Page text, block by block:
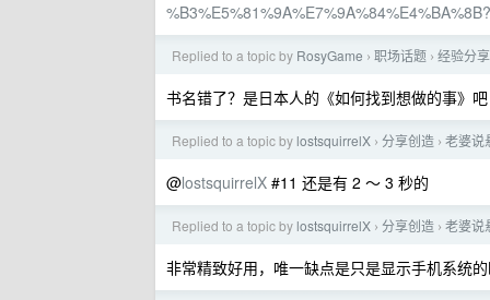
%B3%E5%81%9A%E7%9A%84%E4%BA%8B?
Replied to a topic by RosyGame › 职场话题 › 经验分
书名错了？是日本人的《如何找到想做的事》吧
Replied to a topic by lostsquirrelX › 分享创造 › 老婆说
@lostsquirrelX #11 还是有 2 ～ 3 秒的
Replied to a topic by lostsquirrelX › 分享创造 › 老婆说
非常精致好用，唯一缺点是只是显示手机系统